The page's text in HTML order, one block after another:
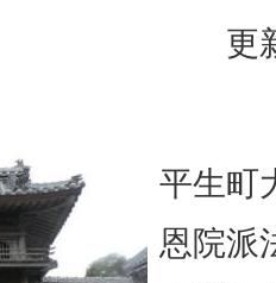
更
平生町
恩院派